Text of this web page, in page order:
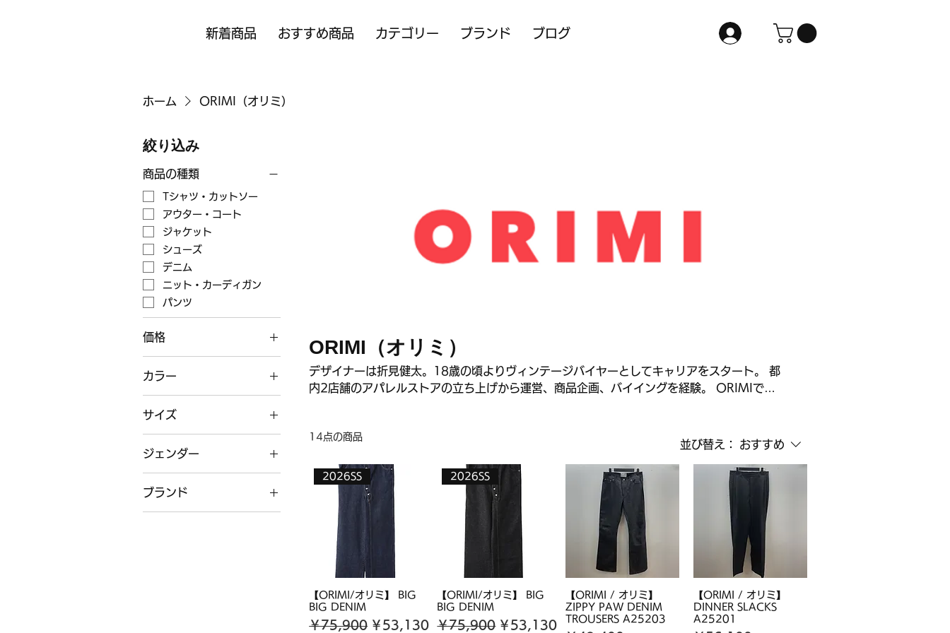
新着商品 おすすめ商品 カテゴリー ブランド ブログ
ホーム ORIMI（オリミ）
絞り込み
商品の種類
Tシャツ・カットソー
アウター・コート
ジャケット
シューズ
デニム
ニット・カーディガン
パンツ
価格
￥45,100 ￥145,200
カラー
サイズ
1
2
42
FREE
ジェンダー
メンズ
ブランド
ORIMI（オリミ）
ORIMI（オリミ）
デザイナーは折見健太。18歳の頃よりヴィンテージバイヤーとしてキャリアをスタート。 都
内2店舗のアパレルストアの立ち上げから運営、商品企画、バイイングを経験。 ORIMIで
2020年末に立ち上がった新鋭ブランド。
14点の商品
並び替え： おすすめ
2026SS
【ORIMI/オリミ】 BIG
BIG DENIM
通常価格
￥75,900 セール価格
￥53,130
2026SS
【ORIMI/オリミ】 BIG
BIG DENIM
通常価格
￥75,900 セール価格
￥53,130
【ORIMI / オリミ】
ZIPPY PAW DENIM
TROUSERS A25203
【ORIMI / オリミ】
DINNER SLACKS
A25201